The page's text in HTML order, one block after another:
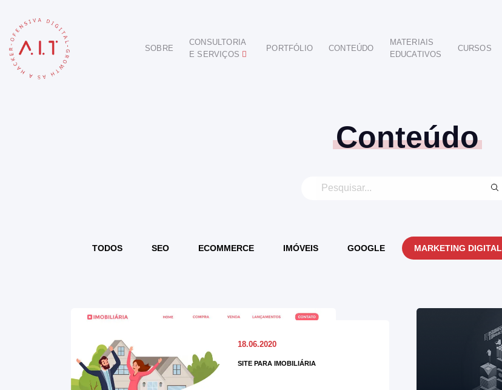
SOBRE
CONSULTORIA
E SERVIÇOS
ODONTOLÓGICO
HOTELARIA
BUSINESS INTELIGENCE
PORTFÓLIO CONTEÚDO
MATERIAIS
EDUCATIVOS
CURSOS
Conteúdo
TODOS SEO ECOMMERCE IMÓVEIS GOOGLE MARKETING DIGITAL
18.06.2020
SITE PARA IMOBILIÁRIA